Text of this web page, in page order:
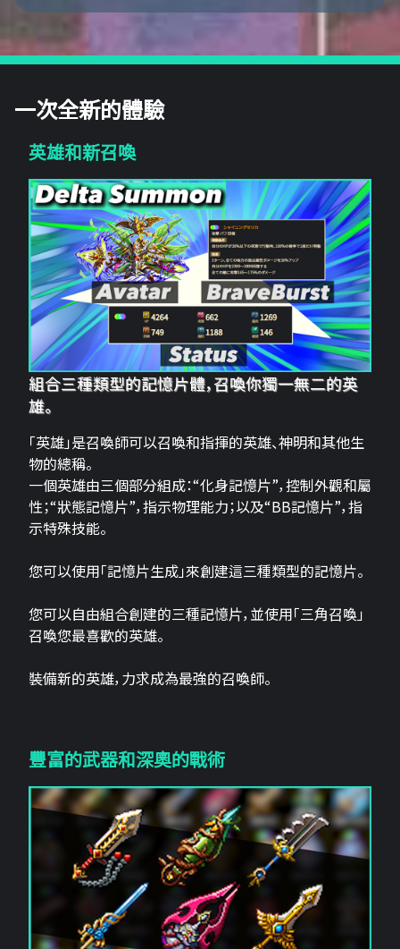
一次全新的體驗
英雄和新召喚
組合三種類型的記憶片體，召喚你獨一無二的英
雄。
「英雄」是召喚師可以召喚和指揮的英雄、神明和其他生
物的總稱。
一個英雄由三個部分組成：“化身記憶片”，控制外觀和屬
性；“狀態記憶片”，指示物理能力；以及“BB記憶片”，指
示特殊技能。
您可以使用「記憶片生成」來創建這三​​種類型的記憶片。
您可以自由組合創建的三種記憶片，並使用「三角召喚」
召喚您最喜歡的英雄。
裝備新的英雄，力求成為最強的召喚師。
豐富的武器和深奧的戰術